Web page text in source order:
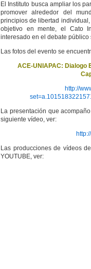
El Instituto busca ampliar los
promover alrededor del
principios de libertad
objetivo en mente, el Cato
interesado en el debate
Las fotos del evento se
ACE-UNIAPAC: Dialogo
http://
La presentación que
siguiente vídeo, ver:
Las producciones de vídeos
YOUTUBE, ver: